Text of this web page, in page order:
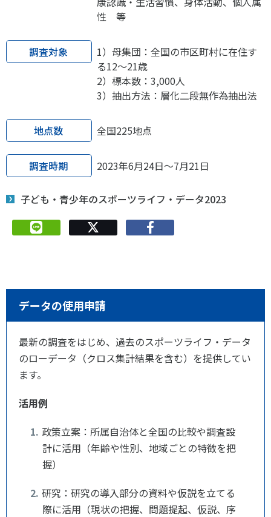
性 等
調査対象
1）母集団：全国の市区町村に在住す
る12～21歳
2）標本数：3,000人
3）抽出方法：層化二段無作為抽出法
地点数 全国225地点
調査時期 2023年6月24日～7月21日
子ども・青少年のスポーツライフ・データ2023
データの使用申請
最新の調査をはじめ、過去のスポーツライフ・データ
のローデータ（クロス集計結果を含む）を提供してい
ます。
活用例
政策立案：所属自治体と全国の比較や調査設
計に活用（年齢や性別、地域ごとの特徴を把
握）
研究：研究の導入部分の資料や仮説を立てる
際に活用（現状の把握、問題提起、仮説、序